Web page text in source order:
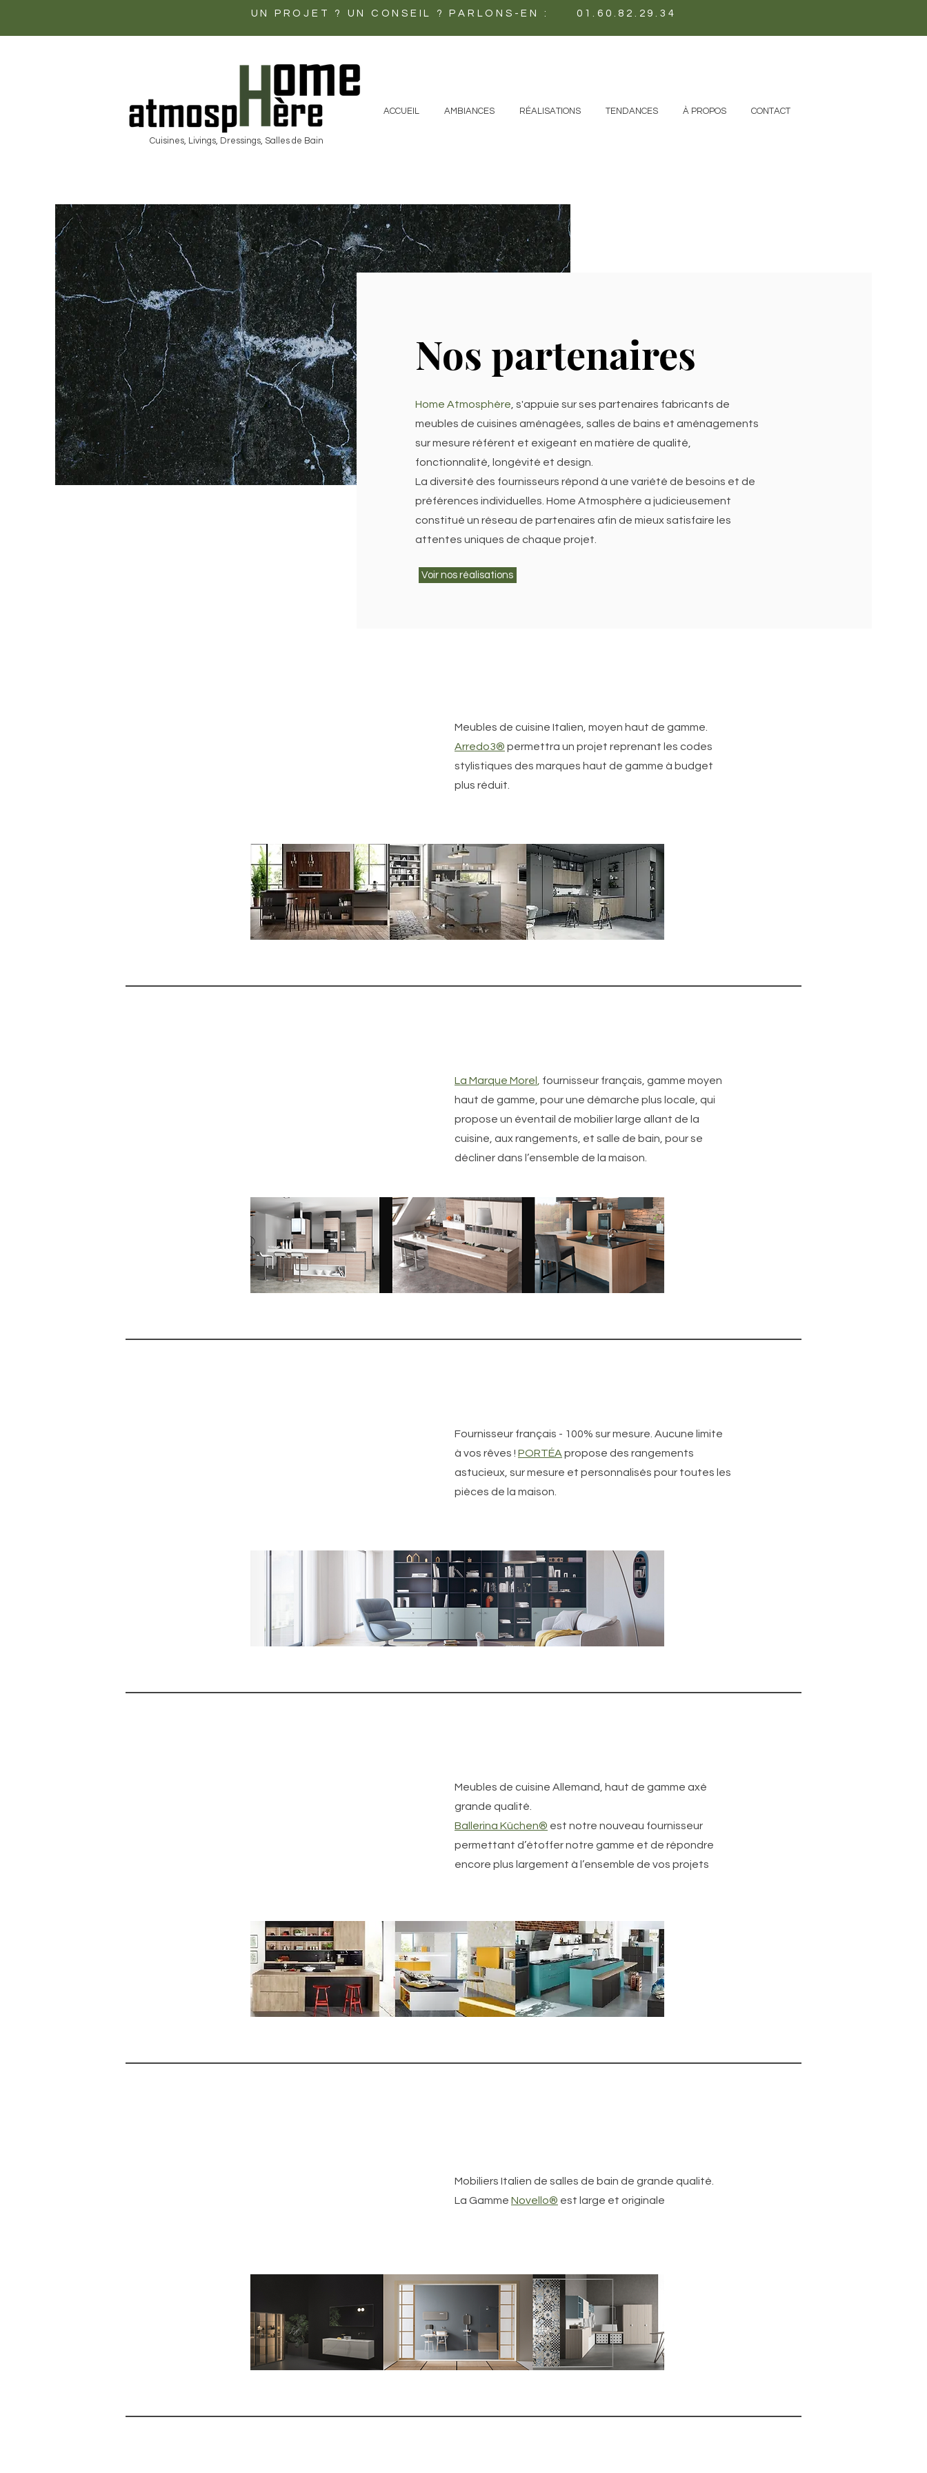
UN PROJET ? UN CONSEIL ? PARLONS-EN : 01.60.82.29.34
ACCUEIL AMBIANCES RÉALISATIONS TENDANCES À PROPOS CONTACT
Cuisines, Livings, Dressings, Salles de Bain
Nos partenaires
Home Atmosphère , s'appuie sur ses partenaires fabricants de
meubles de cuisines aménagées, salles de bains et aménagements
sur mesure référent et exigeant en matière de qualité,
fonctionnalité, longévité et design.
La diversité des fournisseurs répond à une variété de besoins et de
préférences individuelles. Home Atmosphère a judicieusement
constitué un réseau de partenaires afin de mieux satisfaire les
attentes uniques de chaque projet.
Voir nos réalisations
Meubles de cuisine Italien, moyen haut de gamme.
Arredo3® permettra un projet reprenant les codes
stylistiques des marques haut de gamme à budget
plus réduit.
La Marque Morel
fournisseur français, gamme moyen
haut de gamme, pour une démarche plus locale, qui
propose un éventail de mobilier large allant de la
cuisine, aux rangements, et salle de bain, pour se
décliner dans l’ensemble de la maison.
Fournisseur français - 100% sur mesure. Aucune limite
à vos rêves ! PORTÉA propose des rangements
astucieux, sur mesure et personnalisés pour toutes les
pièces de la maison.
Meubles de cuisine Allemand, haut de gamme axé
grande qualité.
Ballerina Küchen® est notre nouveau fournisseur
permettant d’étoffer notre gamme et de répondre
encore plus largement à l’ensemble de vos projets
Mobiliers Italien de salles de bain de grande qualité.
La Gamme Novello® est large et originale